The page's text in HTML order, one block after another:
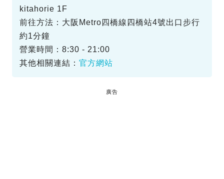
kitahorie 1F
前往方法：大阪Metro四橋線四橋站4號出口步行
約1分鐘
營業時間：8:30 - 21:00
其他相關連結： 官方網站
廣告